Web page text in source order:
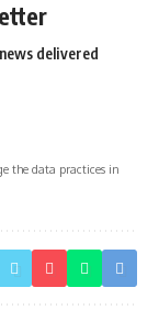
delivered
the data practices in